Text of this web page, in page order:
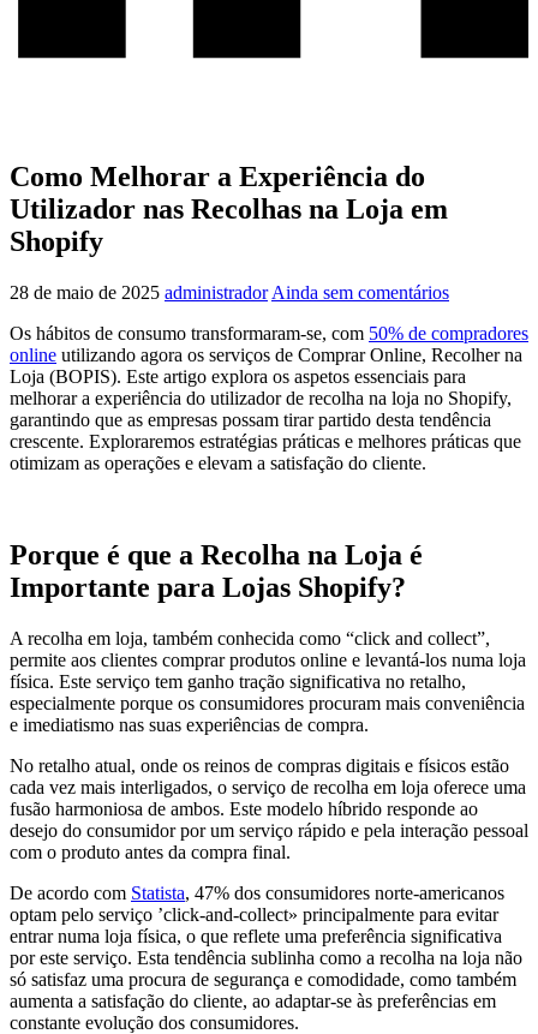
Como Melhorar a Experiência do
Utilizador nas Recolhas na Loja em
Shopify
28 de maio de 2025 administrador Ainda sem comentários
Os hábitos de consumo transformaram-se, com 50% de compradores
online utilizando agora os serviços de Comprar Online, Recolher na
Loja (BOPIS). Este artigo explora os aspetos essenciais para
melhorar a experiência do utilizador de recolha na loja no Shopify,
garantindo que as empresas possam tirar partido desta tendência
crescente. Exploraremos estratégias práticas e melhores práticas que
otimizam as operações e elevam a satisfação do cliente.
Porque é que a Recolha na Loja é
Importante para Lojas Shopify?
A recolha em loja, também conhecida como “click and collect”,
permite aos clientes comprar produtos online e levantá-los numa loja
física. Este serviço tem ganho tração significativa no retalho,
especialmente porque os consumidores procuram mais conveniência
e imediatismo nas suas experiências de compra.
No retalho atual, onde os reinos de compras digitais e físicos estão
cada vez mais interligados, o serviço de recolha em loja oferece uma
fusão harmoniosa de ambos. Este modelo híbrido responde ao
desejo do consumidor por um serviço rápido e pela interação pessoal
com o produto antes da compra final.
De acordo com Statista, 47% dos consumidores norte-americanos
optam pelo serviço ’click-and-collect» principalmente para evitar
entrar numa loja física, o que reflete uma preferência significativa
por este serviço. Esta tendência sublinha como a recolha na loja não
só satisfaz uma procura de segurança e comodidade, como também
aumenta a satisfação do cliente, ao adaptar-se às preferências em
constante evolução dos consumidores.